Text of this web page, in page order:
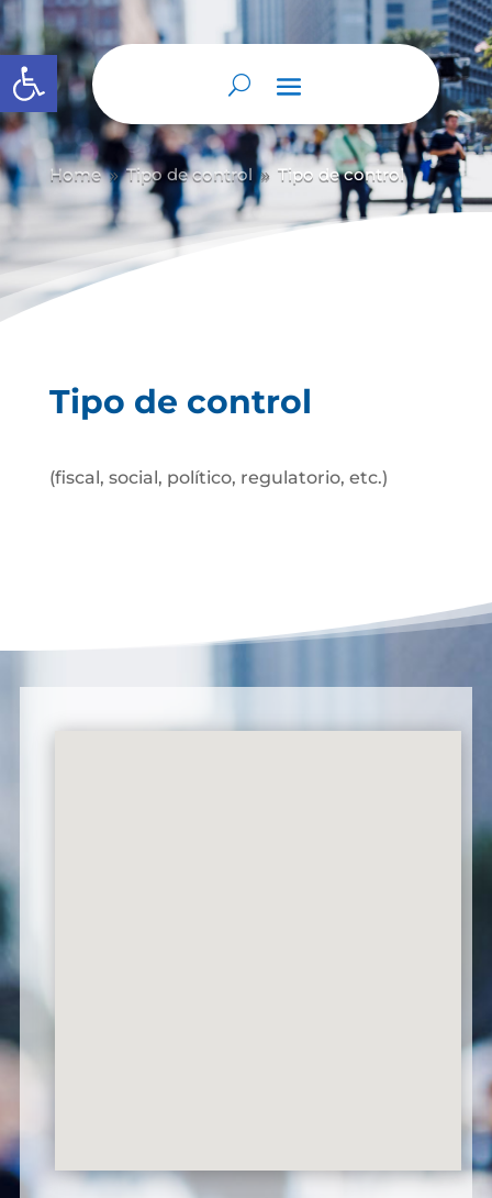
Abrir barra de herramientas
Home 9 Tipo de control 9 Tipo de control
Tipo de control
(fiscal, social, político, regulatorio, etc.)